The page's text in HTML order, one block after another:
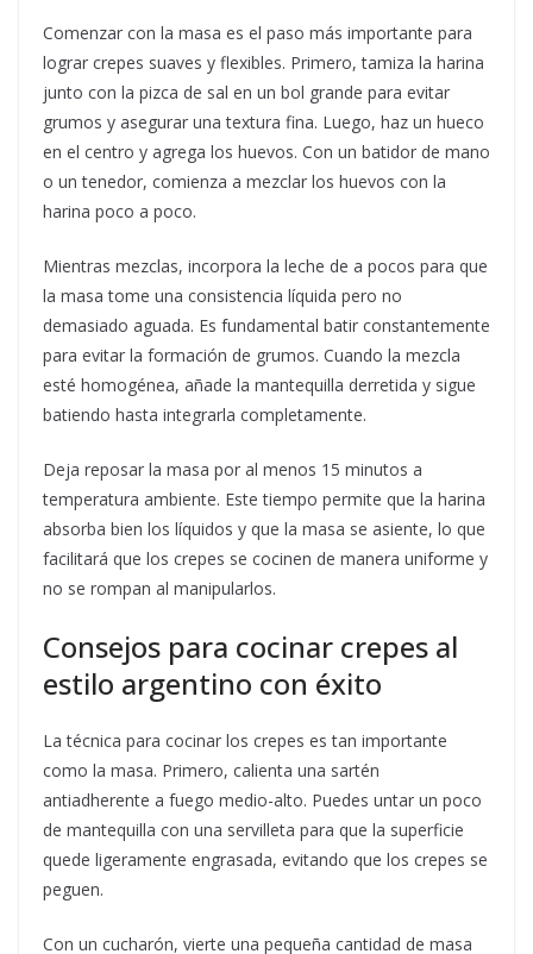
Comenzar con la masa es el paso más importante para
lograr crepes suaves y flexibles. Primero, tamiza la harina
junto con la pizca de sal en un bol grande para evitar
grumos y asegurar una textura fina. Luego, haz un hueco
en el centro y agrega los huevos. Con un batidor de mano
o un tenedor, comienza a mezclar los huevos con la
harina poco a poco.
Mientras mezclas, incorpora la leche de a pocos para que
la masa tome una consistencia líquida pero no
demasiado aguada. Es fundamental batir constantemente
para evitar la formación de grumos. Cuando la mezcla
esté homogénea, añade la mantequilla derretida y sigue
batiendo hasta integrarla completamente.
Deja reposar la masa por al menos 15 minutos a
temperatura ambiente. Este tiempo permite que la harina
absorba bien los líquidos y que la masa se asiente, lo que
facilitará que los crepes se cocinen de manera uniforme y
no se rompan al manipularlos.
Consejos para cocinar crepes al
estilo argentino con éxito
La técnica para cocinar los crepes es tan importante
como la masa. Primero, calienta una sartén
antiadherente a fuego medio-alto. Puedes untar un poco
de mantequilla con una servilleta para que la superficie
quede ligeramente engrasada, evitando que los crepes se
peguen.
Con un cucharón, vierte una pequeña cantidad de masa